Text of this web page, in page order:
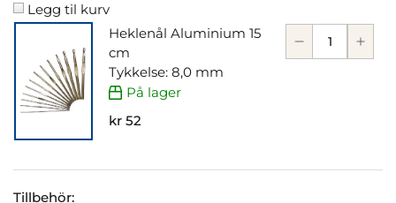
Legg til kurv
Heklenål Aluminium 15
cm
Tykkelse: 8,0 mm
På lager
kr 52
Tillbehör: